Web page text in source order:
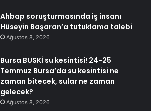
Ahbap soruşturmasında iş insanı
Hüseyin Başaran’a tutuklama talebi
Ağustos 8, 2026
Bursa BUSKİ su kesintisi! 24-25
Temmuz Bursa’da su kesintisi ne
zaman bitecek, sular ne zaman
gelecek?
Ağustos 8, 2026